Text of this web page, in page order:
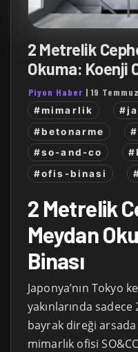
2 Metrelik
Okuma: Koenji
Piyon Haber |19
#mimarlik
#betonarme
#so-and-co
#ofis-binasi
2 Metrelik
Meydan
Binası
Japonya’nın Tokyo
yakınlarında
bayrak direği
mimarlık ofisi